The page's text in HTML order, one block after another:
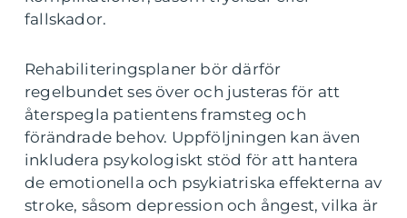
fallskador.
Rehabiliteringsplaner bör därför
regelbundet ses över och justeras för att
återspegla patientens framsteg och
förändrade behov. Uppföljningen kan även
inkludera psykologiskt stöd för att hantera
de emotionella och psykiatriska effekterna av
stroke, såsom depression och ångest, vilka är